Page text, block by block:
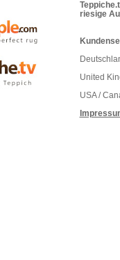
riesige
United
USA /